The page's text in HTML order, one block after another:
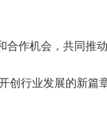
作机会，共同推
创行业发展的新篇